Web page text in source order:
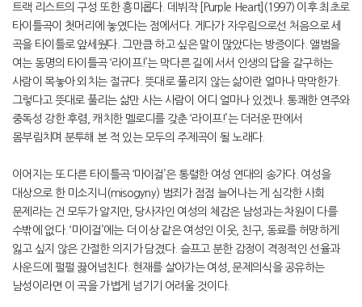
트랙 리스트의 구성 또한 흥미롭다. 데뷔작 [Purple Heart](1997) 이후 최초로
타이틀곡이 첫머리에 놓였다는 점에서다. 게다가 자우림으로선 처음으로 세
곡을 타이틀로 앞세웠다. 그만큼 하고 싶은 말이 많았다는 방증이다. 앨범을
여는 동명의 타이틀곡 ‘라이프!’는 막다른 길에 서서 인생의 답을 갈구하는
사람이 목놓아 외치는 절규다. 뜻대로 풀리지 않는 삶이란 얼마나 막막한가.
그렇다고 뜻대로 풀리는 삶만 사는 사람이 어디 얼마나 있겠나. 통쾌한 연주와
중독성 강한 후렴, 캐치한 멜로디를 갖춘 ‘라이프!’는 더러운 판에서
몸부림치며 분투해 본 적 있는 모두의 주제곡이 될 노래다.
이어지는 또 다른 타이틀곡 ‘마이걸’은 통렬한 여성 연대의 송가다. 여성을
대상으로 한 미소지니(misogyny) 범죄가 점점 늘어나는 게 심각한 사회
문제라는 건 모두가 알지만, 당사자인 여성의 체감은 남성과는 차원이 다를
수밖에 없다. ‘마이걸’에는 더 이상 같은 여성인 이웃, 친구, 동료를 허망하게
잃고 싶지 않은 간절한 의지가 담겼다. 슬프고 분한 감정이 격정적인 선율과
사운드에 펄펄 끓어넘친다. 현재를 살아가는 여성, 문제의식을 공유하는
남성이라면 이 곡을 가볍게 넘기기 어려울 것이다.